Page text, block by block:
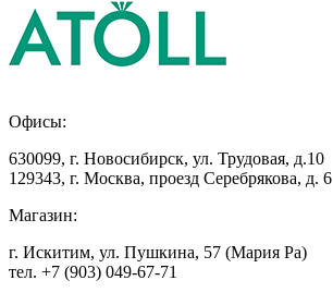
Офисы:
630099, г. Новосибирск, ул. Трудовая, д.10
129343, г. Москва, проезд Серебрякова, д. 6
Магазин:
г. Искитим, ул. Пушкина, 57 (Мария Ра)
тел. +7 (903) 049-67-71